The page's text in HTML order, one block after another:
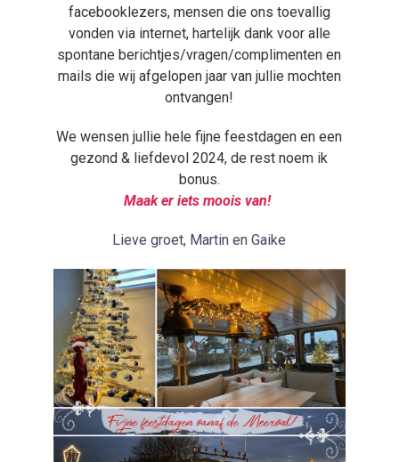
facebooklezers, mensen die ons toevallig
vonden via internet, hartelijk dank voor alle
spontane berichtjes/vragen/complimenten en
mails die wij afgelopen jaar van jullie mochten
ontvangen!
We wensen jullie hele fijne feestdagen en een
gezond & liefdevol 2024, de rest noem ik
bonus.
Maak er iets moois van!
Lieve groet, Martin en Gaike